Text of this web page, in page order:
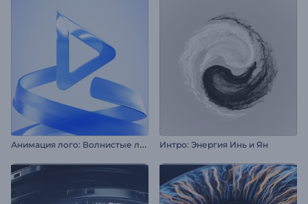
А
нимация лого: Волнистые ленты Интро: Энергия Инь и Ян